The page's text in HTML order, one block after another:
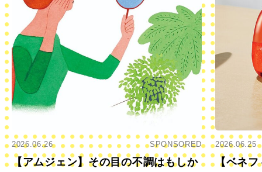
2026.06.26 SPONSORED
【アムジェン】その目の不調はもしか
2026.06.25
【ベネフ